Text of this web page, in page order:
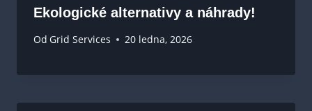
Ekologické alternativy a náhrady!
Od Grid Services 20 ledna, 2026